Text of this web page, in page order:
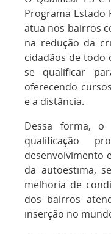
Programa Estado
atua nos bairros
na redução da
cidadãos de todo
se qualificar
oferecendo
e a distância.
Dessa forma, o
qualificação
desenvolvimento
da autoestima,
melhoria de
dos bairros
inserção no